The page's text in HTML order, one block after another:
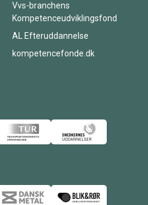
Vvs-branchens
Kompetenceudviklingsfond
AL Efteruddannelse
kompetencefonde.dk